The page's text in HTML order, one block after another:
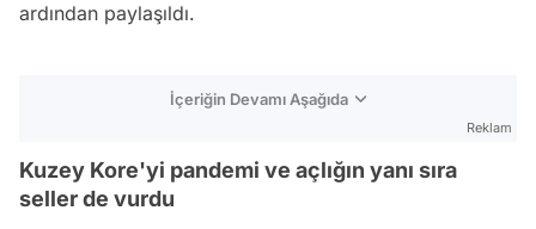
ardından paylaşıldı.
İçeriğin Devamı Aşağıda
Reklam
Kuzey Kore'yi pandemi ve açlığın yanı sıra
seller de vurdu